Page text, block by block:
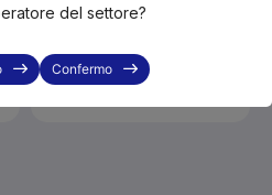
KLS-LM025202
manico ErgoMax - XSI
€65.00 €48.90
del settore?
Confermo